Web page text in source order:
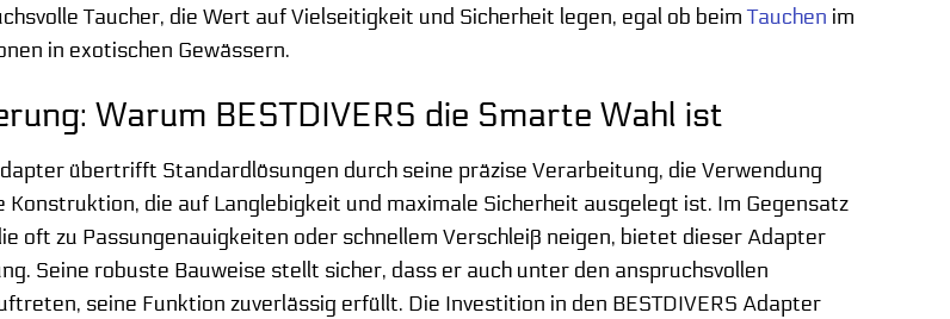
Taucher, die Wert auf Vielseitigkeit und Sicherheit legen, egal ob beimTauchen im
in exotischen Gewässern.
Warum BESTDIVERS die Smarte Wahl ist
übertrifft Standardlösungen durch seine präzise Verarbeitung, die Verwendung
die auf Langlebigkeit und maximale Sicherheit ausgelegt ist. Im Gegensatz
oft zu Passungenauigkeiten oder schnellem Verschleiß neigen, bietet dieser Adapter
Seine robuste Bauweise stellt sicher, dass er auch unter den anspruchsvollen
seine Funktion zuverlässig erfüllt. Die Investition in den BESTDIVERS Adapter